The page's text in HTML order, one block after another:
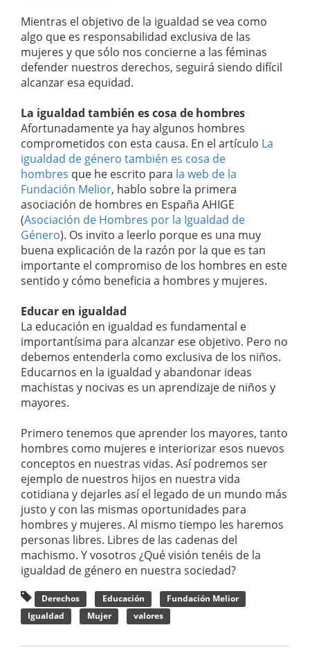
Mientras el objetivo de la igualdad se vea como
algo que es responsabilidad exclusiva de las
mujeres y que sólo nos concierne a las féminas
defender nuestros derechos, seguirá siendo difícil
alcanzar esa equidad.
La igualdad también es cosa de hombres
Afortunadamente ya hay algunos hombres
comprometidos con esta causa. En el artículo La
igualdad de género también es cosa de
hombres que he escrito para la web de la
Fundación Melior, hablo sobre la primera
asociación de hombres en España AHIGE
(Asociación de Hombres por la Igualdad de
Género). Os invito a leerlo porque es una muy
buena explicación de la razón por la que es tan
importante el compromiso de los hombres en este
sentido y cómo beneficia a hombres y mujeres.
Educar en igualdad
La educación en igualdad es fundamental e
importantísima para alcanzar ese objetivo. Pero no
debemos entenderla como exclusiva de los niños.
Educarnos en la igualdad y abandonar ideas
machistas y nocivas es un aprendizaje de niños y
mayores.
Primero tenemos que aprender los mayores, tanto
hombres como mujeres e interiorizar esos nuevos
conceptos en nuestras vidas. Así podremos ser
ejemplo de nuestros hijos en nuestra vida
cotidiana y dejarles así el legado de un mundo más
justo y con las mismas oportunidades para
hombres y mujeres. Al mismo tiempo les haremos
personas libres. Libres de las cadenas del
machismo. Y vosotros ¿Qué visión tenéis de la
igualdad de género en nuestra sociedad?
Derechos Educación
Fundación Melior
Igualdad
Mujer valores